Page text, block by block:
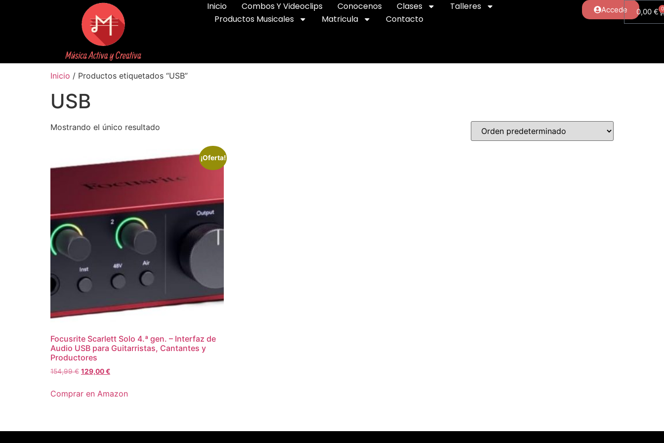
Inicio Combos Y Videoclips Conocenos Clases
Talleres
Productos Musicales
Matricula Contacto
Accede 0,00€ 0
Inicio / Productos etiquetados “USB”
USB
Mostrando el único resultado
¡Oferta!
Focusrite Scarlett Solo 4.ª gen. – Interfaz de
Audio USB para Guitarristas, Cantantes y
Productores
154,99€ 129,00€
Comprar en Amazon